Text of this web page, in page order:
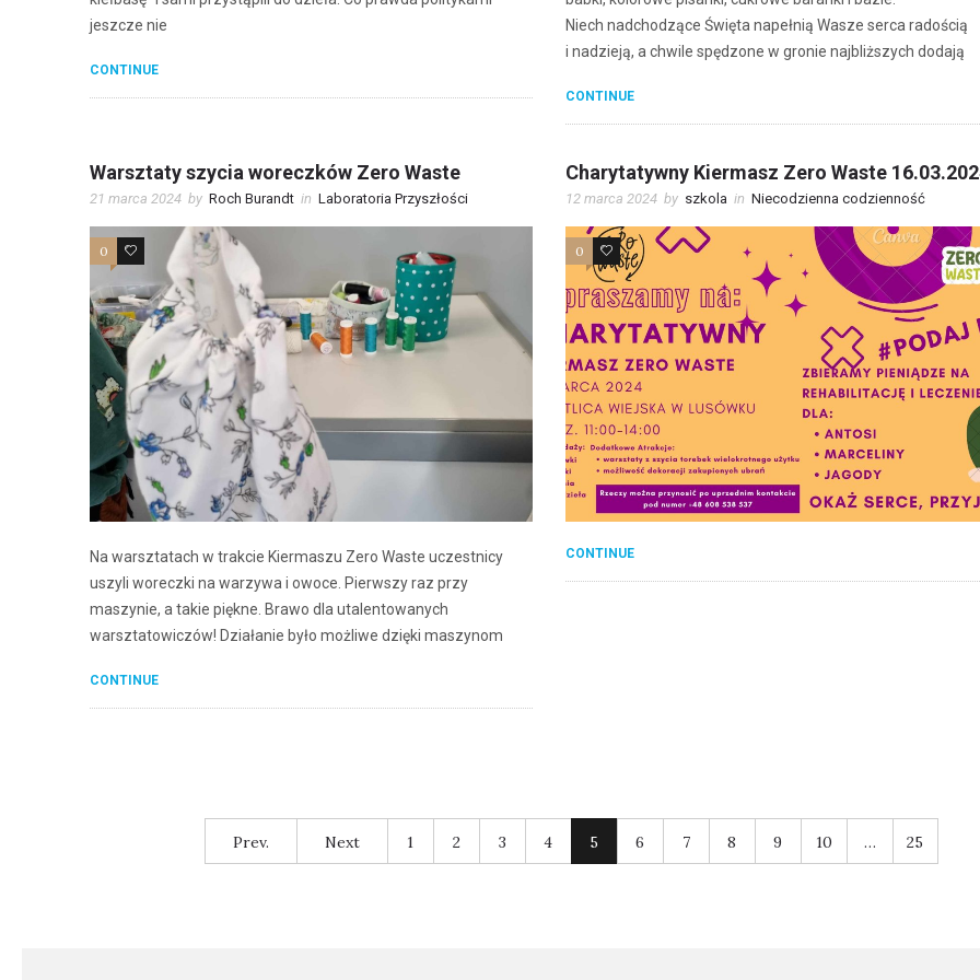
jeszcze nie
CONTINUE
Niech nadchodzące Święta napełnią Wasze serca radością
i nadzieją, a chwile spędzone w gronie najbliższych dodają
CONTINUE
Warsztaty szycia woreczków Zero Waste
21 marca 2024 by Roch Burandt in Laboratoria Przyszłości
0 0
Na warsztatach w trakcie Kiermaszu Zero Waste uczestnicy
uszyli woreczki na warzywa i owoce. Pierwszy raz przy
maszynie, a takie piękne. Brawo dla utalentowanych
warsztatowiczów! Działanie było możliwe dzięki maszynom
CONTINUE
Charytatywny Kiermasz Zero Waste
12 marca 2024 by szkola in Niecodzienna codzienność
0 0
CONTINUE
Prev. Next 1 2 3 4 5 6 7 8 9 10 … 25